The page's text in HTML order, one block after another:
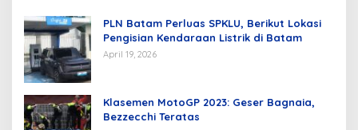
PLN Batam Perluas SPKLU, Berikut Lokasi
Pengisian Kendaraan Listrik di Batam
April 19, 2026
Klasemen MotoGP 2023: Geser Bagnaia,
Bezzecchi Teratas